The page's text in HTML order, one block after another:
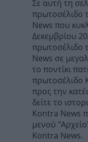
Σε αυτή τη
πρωτοσέλιδο
News που
Δεκεμβρίου
πρωτοσέλιδο
News σε
το ποντίκι
πρωτοσέλιδο
προς την
δείτε το
Kontra News
μενού
Kontra News.